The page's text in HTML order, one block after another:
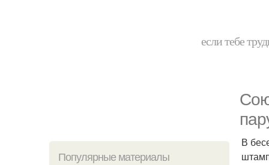
если тебе
Популярные материалы
В